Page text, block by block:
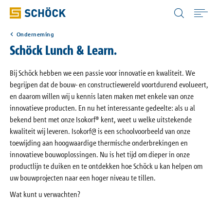
Toepassingen
Producten
Digitale oplossingen
Downloads
Bouwfysica Portaal
Netherlands (NL) Nederlands
Onderneming
Schöck Lunch & Learn.
Bij Schöck hebben we een passie voor innovatie en kwaliteit. We
begrijpen dat de bouw- en constructiewereld voortdurend evolueert,
en daarom willen wij u kennis laten maken met enkele van onze
innovatieve producten. En nu het interessante gedeelte: als u al
bekend bent met onze Isokorf® kent, weet u welke uitstekende
kwaliteit wij leveren. Isokorf@ is een schoolvoorbeeld van onze
toewijding aan hoogwaardige thermische onderbrekingen en
innovatieve bouwoplossingen. Nu is het tijd om dieper in onze
productlijn te duiken en te ontdekken hoe Schöck u kan helpen om
uw bouwprojecten naar een hoger niveau te tillen.
Wat kunt u verwachten?